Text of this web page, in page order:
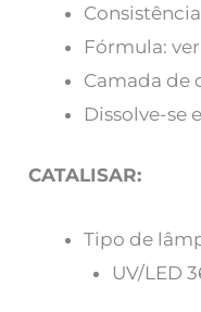
Fórmula:
Camada de
Dissolve-se
CATALISAR:
Tipo de
UV/LED